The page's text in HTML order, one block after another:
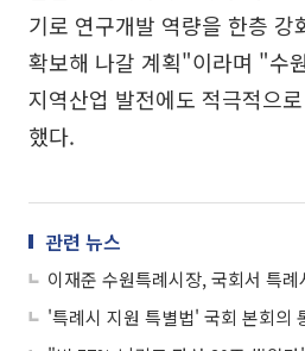
기로 연구개발 역량을 한층 강
확보해 나갈 계획"이라며 "수
지역산업 발전에도 적극적으
했다.
관련 뉴스